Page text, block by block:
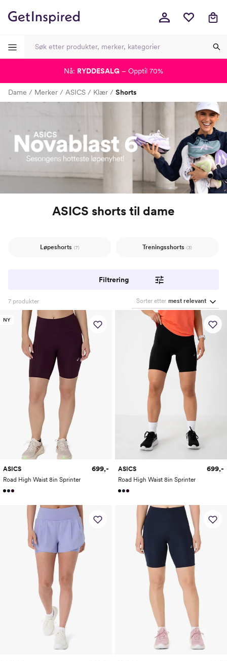
Dame Merker ASICS Klær Shorts
ASICS shorts til dame
Løpeshorts (7) Treningsshorts (3)
Filtrering
7 produkter Sorter etter mest relevant
NY
ASICS
Road High Waist 8in Sprinter
699,-
ASICS
Road High Waist 8in Sprinter
699,-
Nå: RYDDESALG – Opptil 70%
-
-
-
-